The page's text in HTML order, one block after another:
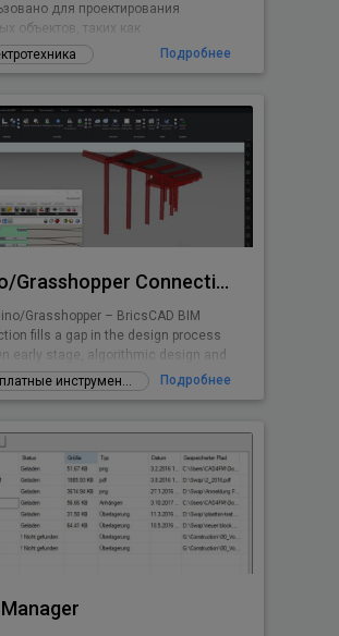
для проектирования
объектов, таких как
освещения,
систем,
установок. Приложение
несколько тысяч электрических
и символов (светильники,
устройства и многое
соответствующих стандартам DIN,
и национальным стандартам. Вы
создавать свои
объекты. Приложение
Подробнее
Rhino/Grasshopper Connection for BricsCAD BIM
Grasshopper – BricsCAD BIM
fills a gap in the design process
early stage, algorithmic design and
Information Modeling.
Бесплатные инструменты и дополнения Подробнее